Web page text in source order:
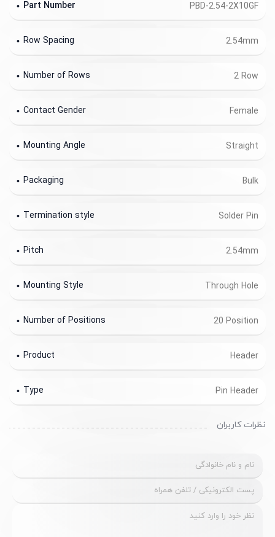
PBD-2.54-2X10GF
Part Number
2.54mm
Row Spacing
2 Row
Number of Rows
Female
Contact Gender
Straight
Mounting Angle
Bulk
Packaging
Solder Pin
Termination style
2.54mm
Pitch
Through Hole
Mounting Style
20 Position
Number of Positions
Header
Product
Pin Header
Type
نظرات کاربران